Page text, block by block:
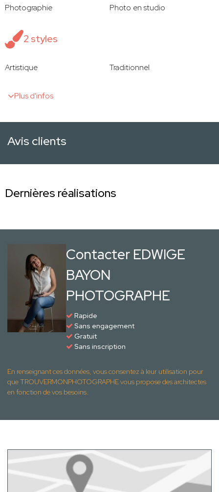
Photographie Photo en studio
2 styles
Artistique Traditionnel
Plus d'infos
Avis clients
Dernières réalisations
Contacter EDWIGE
BAYON
PHOTOGRAPHE
Rapide
Sans engagement
Gratuit
Sans inscription
En renseignant ces données, vous consentez à leur utilisation pour
que TROUVERMONPHOTOGRAPHE vous propose des architectes
en fonction de vos besoins.